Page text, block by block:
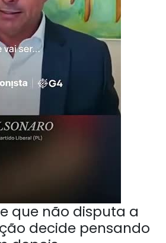
que não disputa a
decide pensando